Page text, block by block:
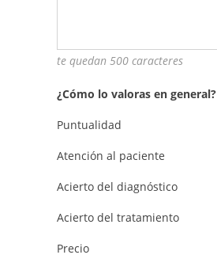
te quedan 500 caracteres
¿Cómo lo valoras en general?
Puntualidad
Atención al paciente
Acierto del diagnóstico
Acierto del tratamiento
Precio